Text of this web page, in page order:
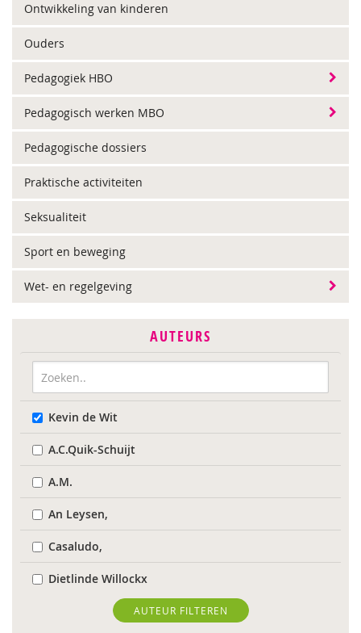
Ontwikkeling van kinderen
Ouders
Pedagogiek HBO
Pedagogisch werken MBO
Pedagogische dossiers
Praktische activiteiten
Seksualiteit
Sport en beweging
Wet- en regelgeving
AUTEURS
Kevin de Wit
A.C.Quik-Schuijt
A.M.
An Leysen,
Casaludo,
Dietlinde Willockx
Landelijk Kenniscentrum LVB
AUTEUR FILTEREN